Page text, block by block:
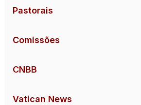
Pastorais
Comissões
CNBB
Vatican News